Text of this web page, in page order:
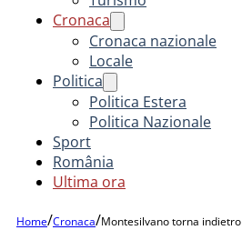
Cronaca
Cronaca nazionale
Locale
Politica
Politica Estera
Politica Nazionale
Sport
România
Ultima ora
Home/Cronaca/Montesilvano torna